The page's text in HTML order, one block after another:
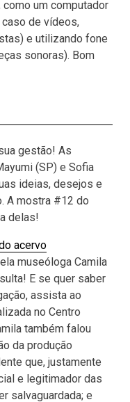
um computador
caso de vídeos,
e utilizando fone
sonoras). Bom
gestão! As
(SP) e Sofia
ideias, desejos e
A mostra #12 do
delas!
acervo
museóloga Camila
E se quer saber
assista ao
no Centro
também falou
da produção
que, justamente
e legitimador das
salvaguardada; e